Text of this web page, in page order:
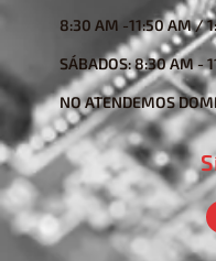
8:30 AM -11:50 AM /
SÁBADOS: 8:30 AM -
NO ATENDEMOS